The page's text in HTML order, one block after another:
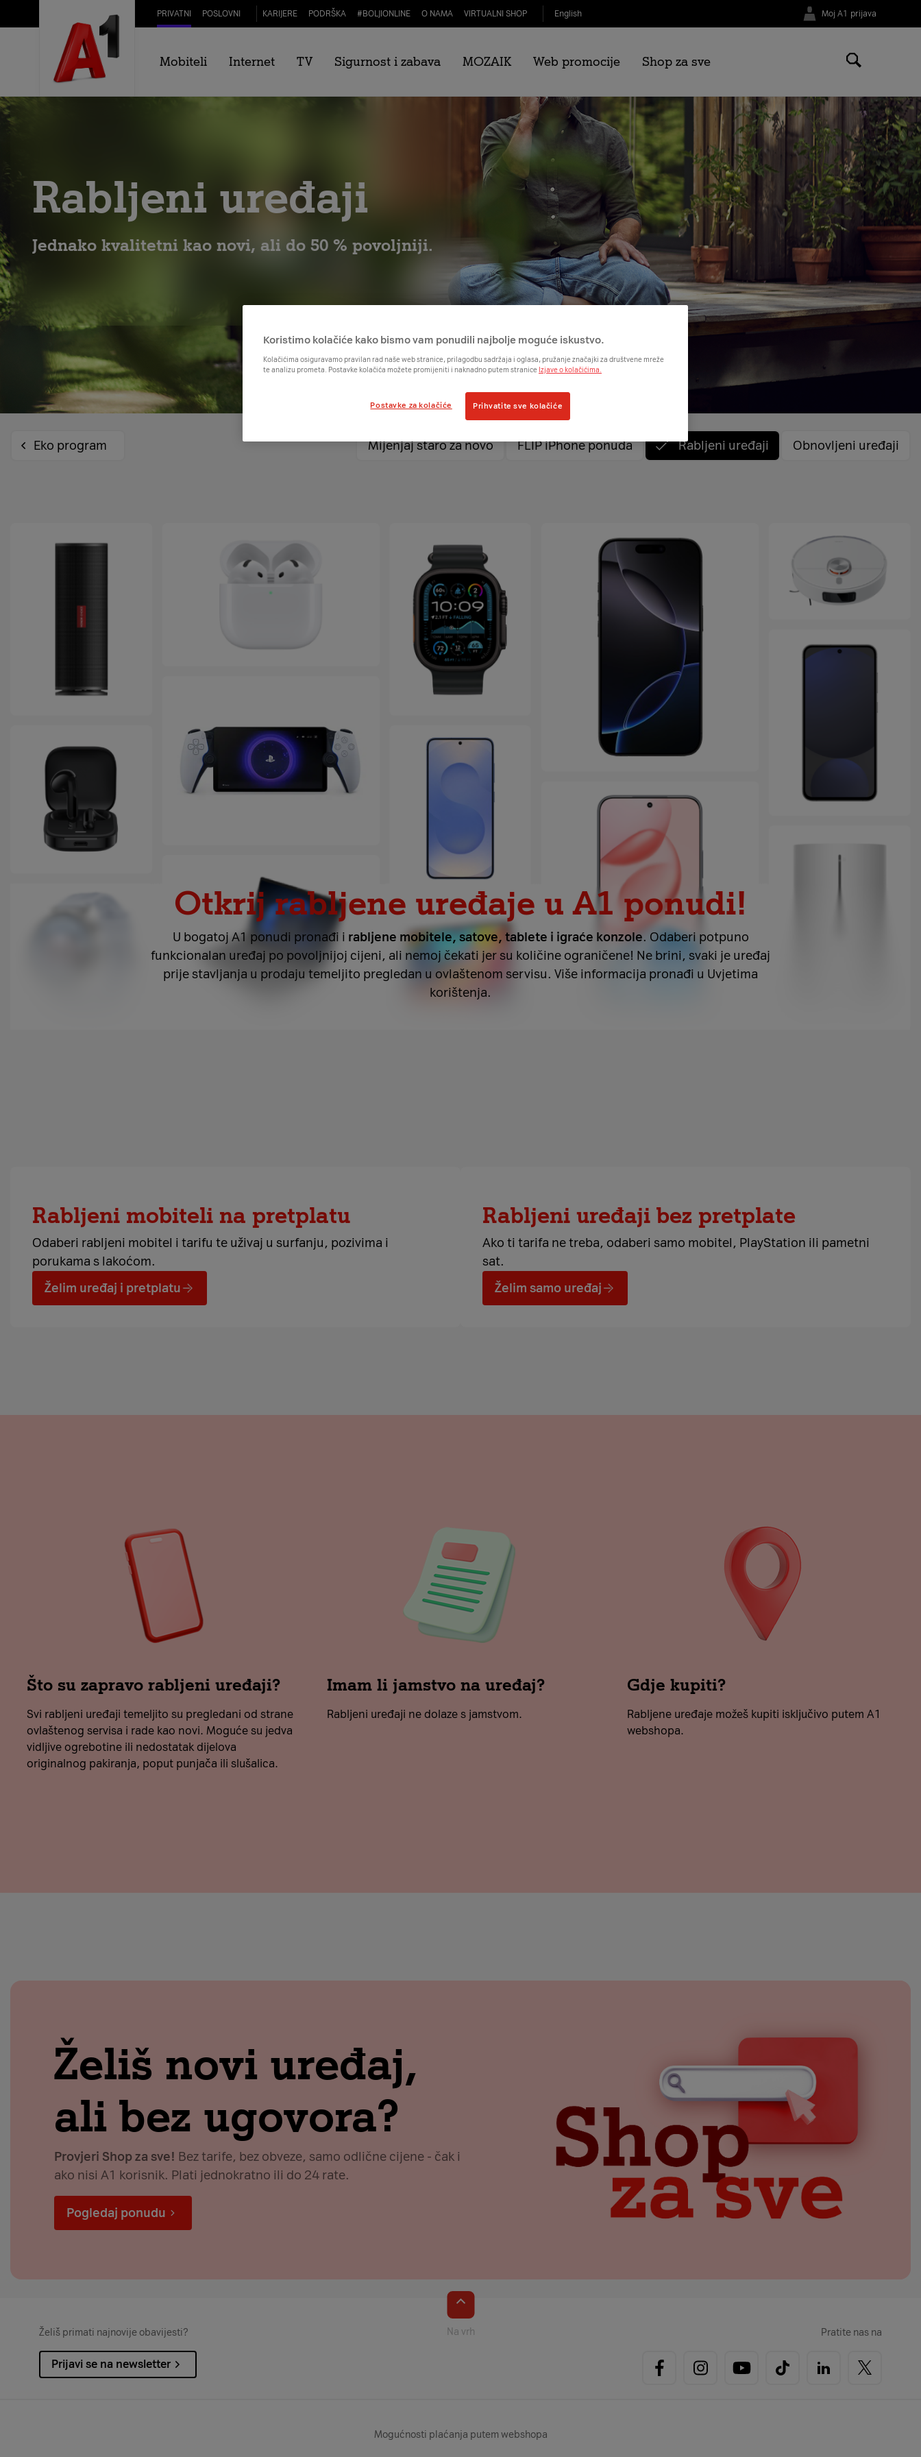
Skip to Main Content PRIVATNI POSLOVNI KARIJERE PODRŠKA # BOLJIONLINE O NAMA VIRTUALNI SHOP English Moj A1 prijava
Mobiteli Internet TV Sigurnost i zabava MOZAIK Web promocije Shop za sve
Rabljeni uređaji
Jednako kvalitetni kao novi, ali do 50 % povoljniji.
Eko program Mijenjaj staro za novo FLIP iPhone ponuda Rabljeni uređaji Obnovljeni uređaji
Otkrij rabljene uređaje u A1 ponudi!
U bogatoj A1 ponudi pronađi i rabljene mobitele, satove, tablete i igraće konzole. Odaberi potpuno
funkcionalan uređaj po povoljnijoj cijeni, ali nemoj čekati jer su količine ograničene! Ne brini, svaki je uređaj
prije stavljanja u prodaju temeljito pregledan u ovlaštenom servisu. Više informacija pronađi u Uvjetima
korištenja.
Rabljeni mobiteli na pretplatu
Odaberi rabljeni mobitel i tarifu te uživaj u surfanju, pozivima i
porukama s lakoćom.
Želim uređaj i pretplatu
Rabljeni uređaji bez pretplate
Ako ti tarifa ne treba, odaberi samo mobitel, PlayStation ili pametni
sat.
Želim samo uređaj
Što su zapravo rabljeni uređaji?
Svi rabljeni uređaji temeljito su pregledani od strane
ovlaštenog servisa i rade kao novi. Moguće su jedva
vidljive ogrebotine ili nedostatak dijelova
originalnog pakiranja, poput punjača ili slušalica.
Imam li jamstvo na uređaj?
Rabljeni uređaji ne dolaze s jamstvom.
Gdje kupiti?
Rabljene uređaje možeš kupiti isključivo putem A1
webshopa.
Želiš novi uređaj,
ali bez ugovora?
Provjeri Shop za sve! Bez tarife, bez obveze, samo odlične cijene - čak i
ako nisi A1 korisnik. Plati jednokratno ili do 24 rate.
Pogledaj ponudu
Na vrh
Želiš primati najnovije obavijesti?
Prijavi se na newsletter
Pratite nas na
Mogućnosti plaćanja putem webshopa
Koristimo kolačiće kako bismo vam ponudili najbolje moguće iskustvo.
Kolačićima osiguravamo pravilan rad naše web stranice, prilagodbu sadržaja i oglasa, pružanje značajki za društvene mreže
te analizu prometa. Postavke kolačića možete promijeniti i naknadno putem stranice Izjave o kolačićima.
Postavke za kolačiće Prihvatite sve kolačiće